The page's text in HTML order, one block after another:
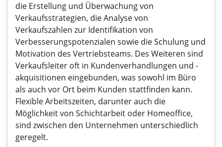
die Erstellung und Überwachung von
Verkaufsstrategien, die Analyse von
Verkaufszahlen zur Identifikation von
Verbesserungspotenzialen sowie die Schulung und
Motivation des Vertriebsteams. Des Weiteren sind
Verkaufsleiter oft in Kundenverhandlungen und -
akquisitionen eingebunden, was sowohl im Büro
als auch vor Ort beim Kunden stattfinden kann.
Flexible Arbeitszeiten, darunter auch die
Möglichkeit von Schichtarbeit oder Homeoffice,
sind zwischen den Unternehmen unterschiedlich
geregelt.